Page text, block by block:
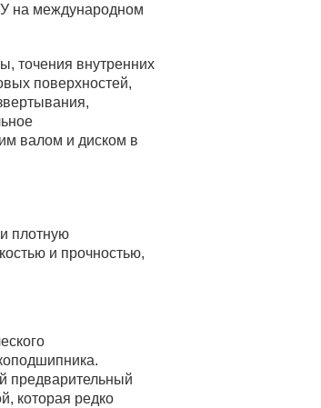
на международном
точения внутренних
поверхностей,
валом и диском в
плотную
и прочностью,
предварительный
которая редко